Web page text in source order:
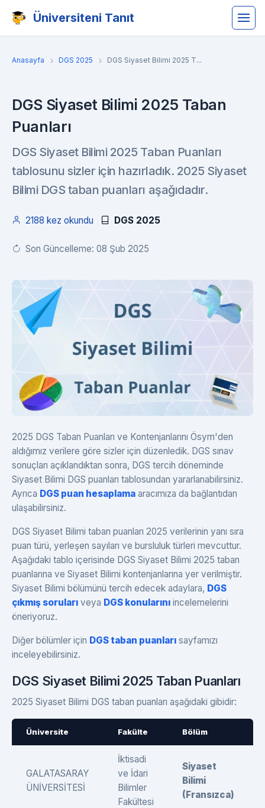
Üniversiteni Tanıt
Anasayfa DGS 2025 DGS Siyaset Bilimi 2025 T...
DGS Siyaset Bilimi 2025 Taban
Puanları
DGS Siyaset Bilimi 2025 Taban Puanları
tablosunu sizler için hazırladık. 2025 Siyaset
Bilimi DGS taban puanları aşağıdadır.
2188 kez okundu DGS 2025
Son Güncelleme: 08 Şub 2025
2025 DGS Taban Puanları ve Kontenjanlarını Ösym'den
aldığımız verilere göre sizler için düzenledik. DGS sınav
sonuçları açıklandıktan sonra, DGS tercih döneminde
Siyaset Bilimi DGS puanları tablosundan yararlanabilirsiniz.
Ayrıca DGS puan hesaplama aracımıza da bağlantıdan
ulaşabilirsiniz.
DGS Siyaset Bilimi taban puanları 2025 verilerinin yanı sıra
puan türü, yerleşen sayıları ve bursluluk türleri mevcuttur.
Aşağıdaki tablo içerisinde DGS Siyaset Bilimi 2025 taban
puanlarına ve Siyaset Bilimi kontenjanlarına yer verilmiştir.
Siyaset Bilimi bölümünü tercih edecek adaylara, DGS
çıkmış soruları veya DGS konularını incelemelerini
öneriyoruz.
Diğer bölümler için DGS taban puanları sayfamızı
inceleyebilirsiniz.
DGS Siyaset Bilimi 2025 Taban Puanları
2025 Siyaset Bilimi DGS taban puanları aşağıdaki gibidir:
Üniversite Fakülte Bölüm
GALATASARAY
ÜNİVERSİTESİ
İktisadi
ve İdari
Bilimler
Fakültesi
Siyaset
Bilimi
(Fransızca)